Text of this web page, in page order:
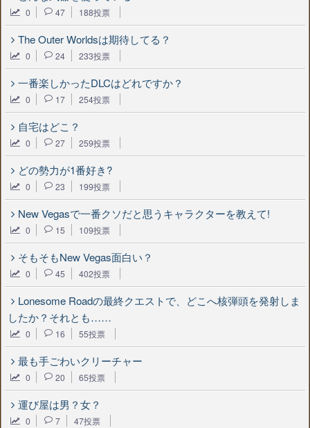
0 47 188投票
The Outer Worldsは期待してる？
0 24 233投票
一番楽しかったDLCはどれですか？
0 17 254投票
自宅はどこ？
0 27 259投票
どの勢力が1番好き?
0 23 199投票
New Vegasで一番クソだと思うキャラクターを教えて!
0 15 109投票
そもそもNew Vegas面白い？
0 45 402投票
Lonesome Roadの最終クエストで、どこへ核弾頭を発射しま
したか？それとも……
0 16 55投票
最も手ごわいクリーチャー
0 20 65投票
運び屋は男？女？
0 7 47投票